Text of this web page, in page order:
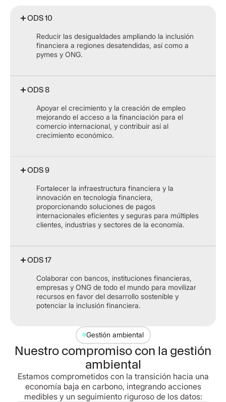
ODS 10
Reducir las desigualdades ampliando la inclusión
financiera a regiones desatendidas, así como a
pymes y ONG.
ODS 8
Apoyar el crecimiento y la creación de empleo
mejorando el acceso a la financiación para el
comercio internacional, y contribuir así al
crecimiento económico.
ODS 9
Fortalecer la infraestructura financiera y la
innovación en tecnología financiera,
proporcionando soluciones de pagos
internacionales eficientes y seguras para múltiples
clientes, industrias y sectores de la economía.
ODS 17
Colaborar con bancos, instituciones financieras,
empresas y ONG de todo el mundo para movilizar
recursos en favor del desarrollo sostenible y
potenciar la inclusión financiera.
Gestión ambiental
Nuestro compromiso con la gestión
ambiental
Estamos comprometidos con la transición hacia una
economía baja en carbono, integrando acciones
medibles y un seguimiento riguroso de los datos: